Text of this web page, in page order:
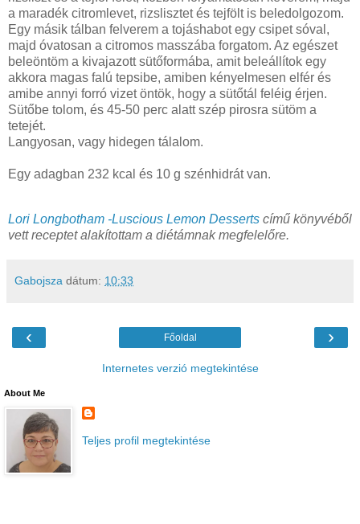
a maradék citromlevet, rizslisztet és tejfölt is beledolgozom.
Egy másik tálban felverem a tojáshabot egy csipet sóval,
majd óvatosan a citromos masszába forgatom. Az egészet
beleöntöm a kivajazott sütőformába, amit beleállítok egy
akkora magas falú tepsibe, amiben kényelmesen elfér és
amibe annyi forró vizet öntök, hogy a sütőtál feléig érjen.
Sütőbe tolom, és 45-50 perc alatt szép pirosra sütöm a
tetejét.
Langyosan, vagy hidegen tálalom.
Egy adagban 232 kcal és 10 g szénhidrát van.
Lori Longbotham -Luscious Lemon Desserts című könyvéből
vett receptet alakítottam a diétámnak megfelelőre.
Gabojsza dátum: 10:33
‹ ›
Főoldal
Internetes verzió megtekintése
About Me
Teljes profil megtekintése